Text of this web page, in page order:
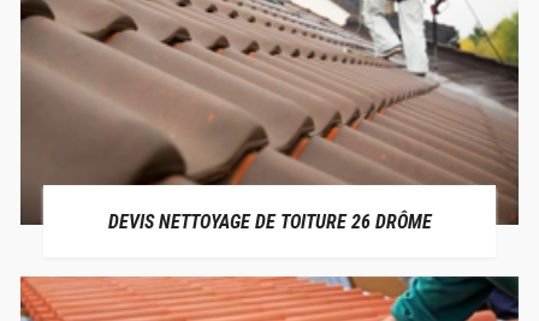
DEVIS NETTOYAGE DE TOITURE 26 DRÔME